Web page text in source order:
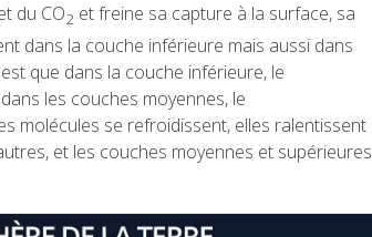
du CO2 et freine sa capture à la surface, sa
dans la couche inférieure mais aussi dans
que dans la couche inférieure, le
les couches moyennes, le
molécules se refroidissent, elles ralentissent
et les couches moyennes et supérieures